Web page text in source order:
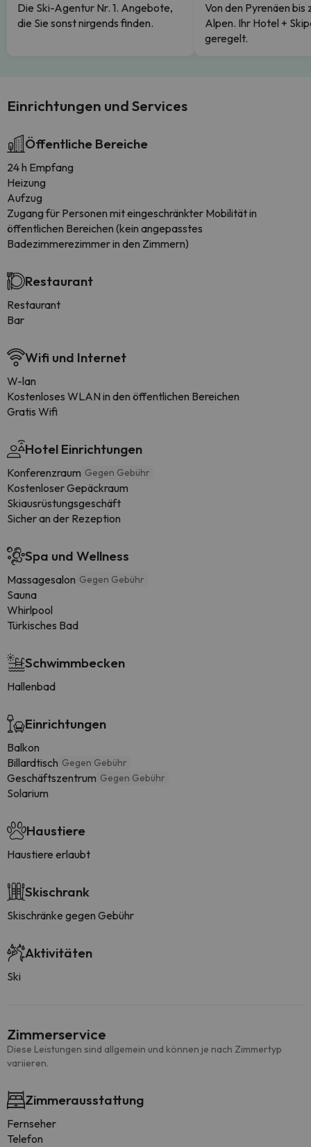
Die Ski-Agentur Nr. 1. Angebote,
die Sie sonst nirgends finden.
Von den Pyrenäen bis
Alpen. Ihr Hotel +
geregelt.
Einrichtungen und Services
Öffentliche Bereiche
24 h Empfang
Heizung
Aufzug
Zugang für Personen mit eingeschränkter Mobilität in
öffentlichen Bereichen (kein angepasstes
Badezimmerezimmer in den Zimmern)
Restaurant
Restaurant
Bar
Wifi und Internet
W-lan
Kostenloses WLAN in den öffentlichen Bereichen
Gratis Wifi
Hotel Einrichtungen
Konferenzraum Gegen Gebühr
Kostenloser Gepäckraum
Skiausrüstungsgeschäft
Sicher an der Rezeption
Spa und Wellness
Massagesalon Gegen Gebühr
Sauna
Whirlpool
Türkisches Bad
Schwimmbecken
Hallenbad
Einrichtungen
Balkon
Billardtisch Gegen Gebühr
Geschäftszentrum Gegen Gebühr
Solarium
Haustiere
Haustiere erlaubt
Skischrank
Skischränke gegen Gebühr
Aktivitäten
Ski
Zimmerservice
Diese Leistungen sind allgemein und können je nach Zimmertyp
variieren.
Zimmerausstattung
Fernseher
Telefon